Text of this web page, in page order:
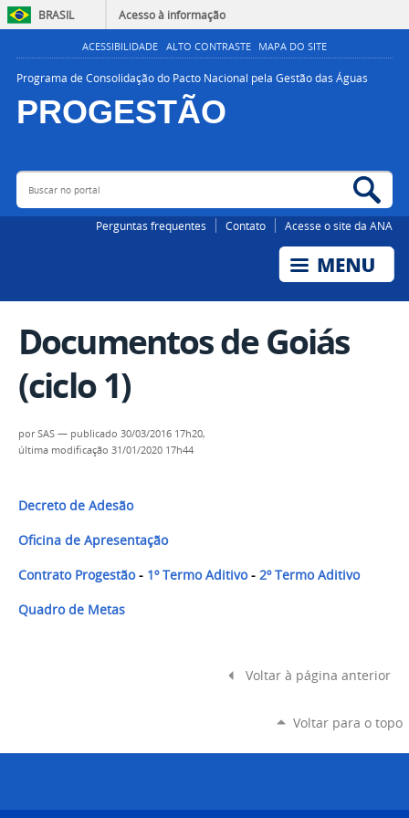
BRASIL Acesso à informação
ACESSIBILIDADE ALTO CONTRASTE MAPA DO SITE
Programa de Consolidação do Pacto Nacional pela Gestão das Águas
PROGESTÃO
AGÊNCIA NACIONAL DE ÁGUAS E SANEAMENTO BÁSICO
Buscar no portal
Perguntas frequentes Contato Acesse o site da ANA
Documentos de Goiás
(ciclo 1)
porSAS — publicado 30/03/2016 17h20,
última modificação 31/01/2020 17h44
Decreto de Adesão
Oficina de Apresentação
Contrato Progestão- 1º Termo Aditivo- 2º Termo Aditivo
Quadro de Metas
Voltar à página anterior
Voltar para o topo